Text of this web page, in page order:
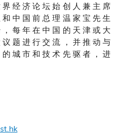
经 济 论 坛 始 创 人 兼 主 席
中 国 前 总 理 温 家 宝 先 生
每 年 在 中 国 的 天 津 或 大
题 进 行 交 流 ， 并 推 动 与
城 市 和 技 术 先 驱 者 ， 进